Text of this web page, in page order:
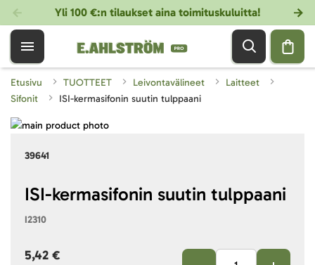
Yli 100 €:n tilaukset aina toimituskuluitta!
Etusivu TUOTTEET Leivontavälineet
Laitteet
Sifonit
ISI-kermasifonin suutin tulppaani
39641
ISI-kermasifonin suutin tulppaani
I2310
5,42 €
Skip
images
beginning
gallery